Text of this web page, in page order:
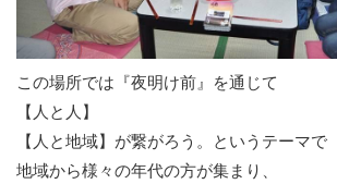
この場所では『夜明け前』を通じて
【人と人】
【人と地域】が繋がろう。というテーマで
地域から様々の年代の方が集まり、